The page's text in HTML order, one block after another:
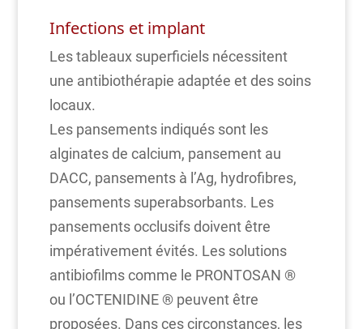
Infections et implant
Les tableaux superficiels nécessitent
une antibiothérapie adaptée et des soins
locaux.
Les pansements indiqués sont les
alginates de calcium, pansement au
DACC, pansements à l’Ag, hydrofibres,
pansements superabsorbants. Les
pansements occlusifs doivent être
impérativement évités. Les solutions
antibiofilms comme le PRONTOSAN ®
ou l’OCTENIDINE ® peuvent être
proposées. Dans ces circonstances, les